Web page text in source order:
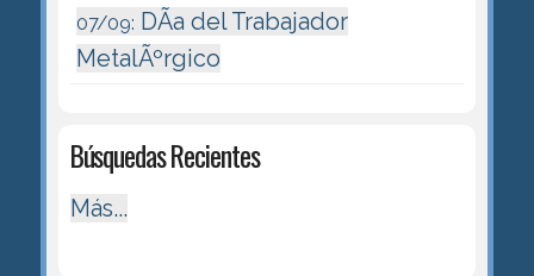
07/09: DÃ­a del Trabajador
MetalÃºrgico
Búsquedas Recientes
Más...